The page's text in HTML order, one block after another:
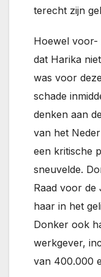
terecht zijn
Hoewel voor-
dat Harika
was voor
schade
denken aan
van het
een kritische
sneuvelde.
Raad voor de
haar in het
Donker ook
werkgever,
van 400.000